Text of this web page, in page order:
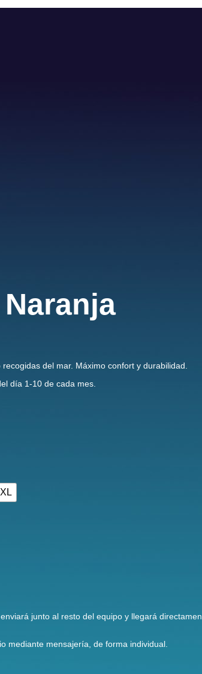
del mar. Máximo confort y durabilidad.
día 1-10 de cada mes.
junto al resto del equipo y llegará
mediante mensajería, de forma individual.